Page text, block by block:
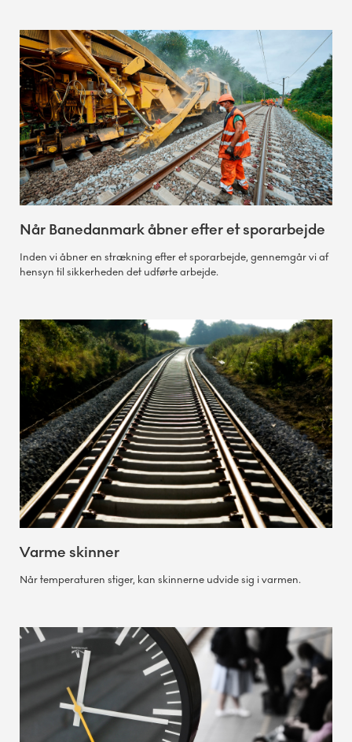
Når Banedanmark åbner efter et sporarbejde
Inden vi åbner en strækning efter et sporarbejde, gennemgår vi af
hensyn til sikkerheden det udførte arbejde.
Varme skinner
Når temperaturen stiger, kan skinnerne udvide sig i varmen.